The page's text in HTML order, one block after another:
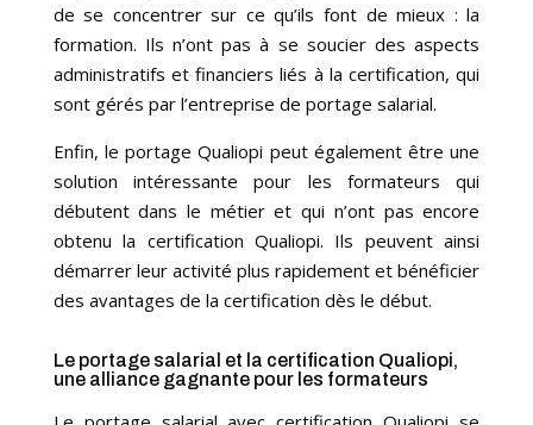
de se concentrer sur ce qu’ils font de mieux : la
formation. Ils n’ont pas à se soucier des aspects
administratifs et financiers liés à la certification, qui
sont gérés par l’entreprise de portage salarial.
Enfin, le portage Qualiopi peut également être une
solution intéressante pour les formateurs qui
débutent dans le métier et qui n’ont pas encore
obtenu la certification Qualiopi. Ils peuvent ainsi
démarrer leur activité plus rapidement et bénéficier
des avantages de la certification dès le début.
Le portage salarial et la certification Qualiopi,
une alliance gagnante pour les formateurs